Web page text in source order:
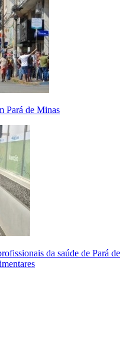
Pará de Minas
da saúde de Pará de